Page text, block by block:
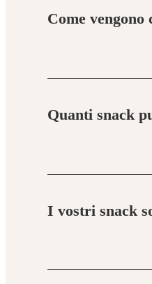
Come vengono
Quanti snack
I vostri snack